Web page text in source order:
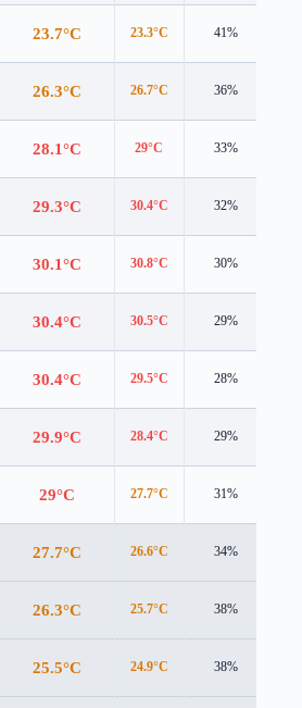
23.7°C 23.3°C 41%
26.3°C 26.7°C 36%
28.1°C 29°C 33%
29.3°C 30.4°C 32%
30.1°C 30.8°C 30%
30.4°C 30.5°C 29%
30.4°C 29.5°C 28%
29.9°C 28.4°C 29%
29°C 27.7°C 31%
27.7°C 26.6°C 34%
26.3°C 25.7°C 38%
25.5°C 24.9°C 38%